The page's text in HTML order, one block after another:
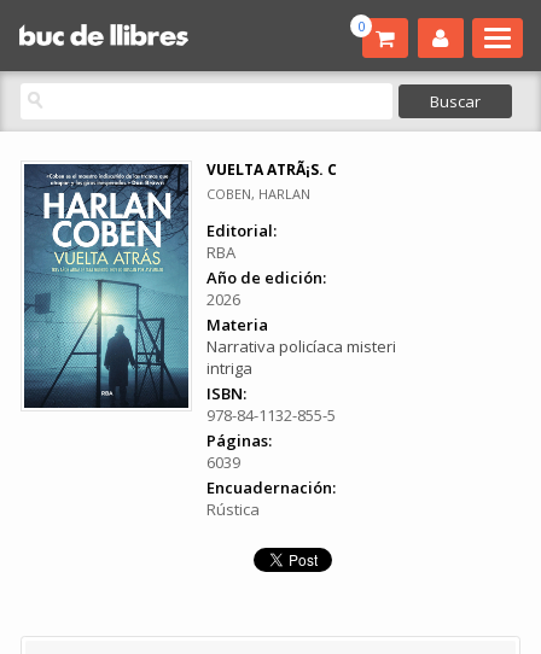
0
VUELTA ATRÃ¡S. C
COBEN, HARLAN
Editorial:
RBA
Año de edición:
2026
Materia
Narrativa policíaca misteri
intriga
ISBN:
978-84-1132-855-5
Páginas:
6039
Encuadernación:
Rústica